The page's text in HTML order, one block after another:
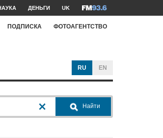
ДЕНЬГИ UK
ПОДПИСКА ФОТОАГЕНТСТВО
RU EN
Найти